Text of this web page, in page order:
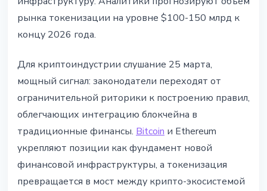
рынка токенизации на уровне $100-150 млрд к
концу 2026 года.
Для криптоиндустрии слушание 25 марта,
мощный сигнал: законодатели переходят от
ограничительной риторики к построению правил,
облегчающих интеграцию блокчейна в
традиционные финансы. Bitcoin и Ethereum
укрепляют позиции как фундамент новой
финансовой инфраструктуры, а токенизация
превращается в мост между крипто-экосистемой